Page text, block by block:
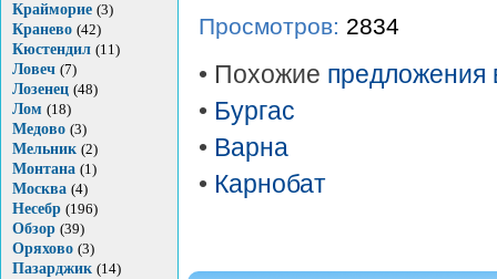
Крайморие (3)
Кранево (42)
Кюстендил (11)
Ловеч (7)
Лозенец (48)
Лом (18)
Медово (3)
Мельник (2)
Монтана (1)
Москва (4)
Несебр (196)
Обзор (39)
Оряхово (3)
Пазарджик (14)
Просмотров: 2834
• Похожие предложения
• Бургас
• Варна
• Карнобат